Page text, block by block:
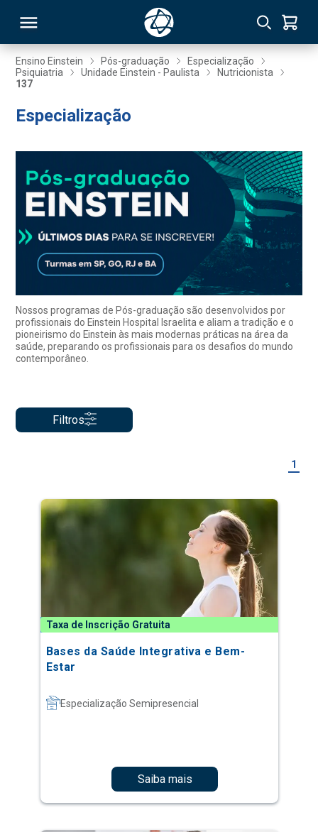
Ensino Einstein Pós-graduação
Especialização
Psiquiatria
Unidade Einstein - Paulista
Nutricionista
137
Especialização
Nossos programas de Pós-graduação são desenvolvidos por
profissionais do Einstein Hospital Israelita e aliam a tradição e o
pioneirismo do Einstein às mais modernas práticas na área da
saúde, preparando os profissionais para os desafios do mundo
contemporâneo.
Filtros
1
Taxa de Inscrição Gratuita
Bases da Saúde Integrativa e Bem-
Estar
Especialização Semipresencial
Saiba mais